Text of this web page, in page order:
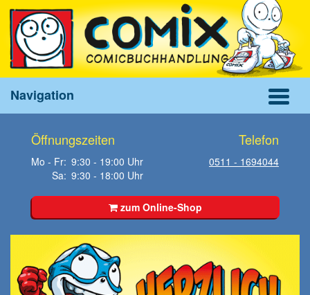
Navigation
Öffnungszeiten
Mo - Fr: 9:30 - 19:00 Uhr
Sa: 9:30 - 18:00 Uhr
Telefon
0511 - 1694044
zum Online-Shop